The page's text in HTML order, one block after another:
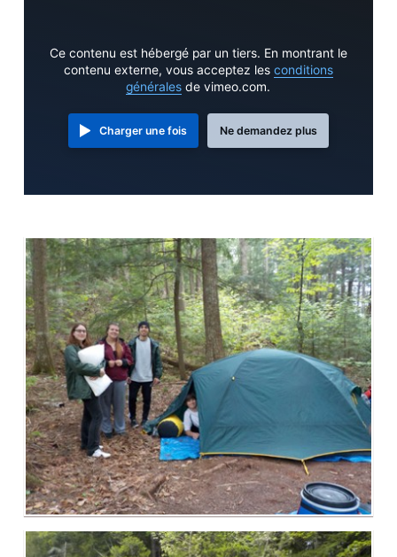
Ce contenu est hébergé par un tiers. En montrant le
contenu externe, vous acceptez les conditions
générales de vimeo.com.
Charger une fois Ne demandez plus